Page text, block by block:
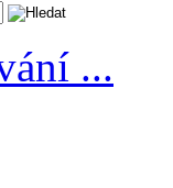
...